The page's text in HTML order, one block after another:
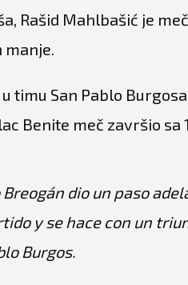
Rašid Mahlbašić je
manje.
timu San Pablo
Benite meč završio sa
Breogán dio un paso
y se hace con un
Burgos.